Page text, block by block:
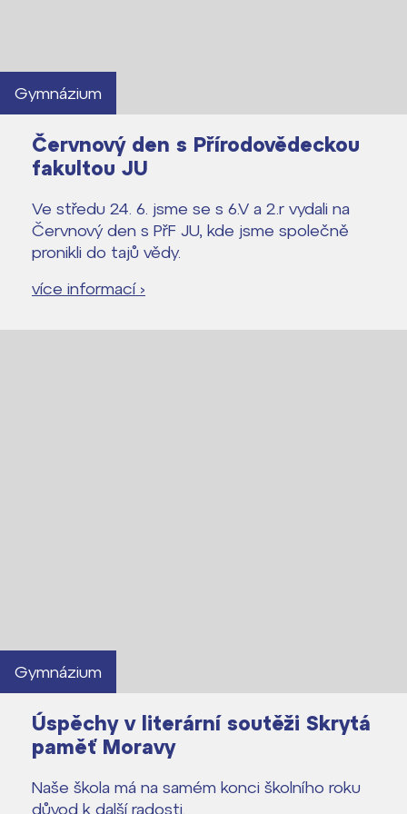
Gymnázium
Červnový den s Přírodovědeckou
fakultou JU
Ve středu 24. 6. jsme se s 6.V a 2.r vydali na
Červnový den s PřF JU, kde jsme společně
pronikli do tajů vědy.
více informací ›
Gymnázium
Úspěchy v literární soutěži Skrytá
paměť Moravy
Naše škola má na samém konci školního roku
důvod k další radosti.
Lidé často hledají